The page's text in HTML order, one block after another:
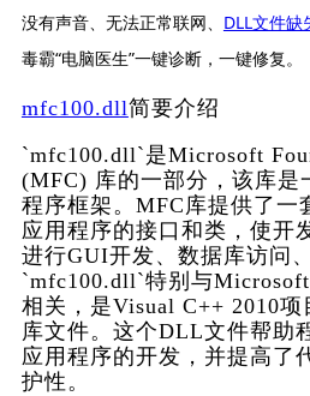
没有声音、无法正常联网、 DLL文件缺
毒霸“电脑医生”一键诊断，一键修复。
mfc100.dll简要介绍
`mfc100.dll`是Microsoft
(MFC) 库的一部分，该库是
程序框架。MFC库提供了一
应用程序的接口和类，使开
进行GUI开发、数据库访问
`mfc100.dll`特别与
相关，是Visual C++ 2010
库文件。这个DLL文件帮助
应用程序的开发，并提高了
护性。